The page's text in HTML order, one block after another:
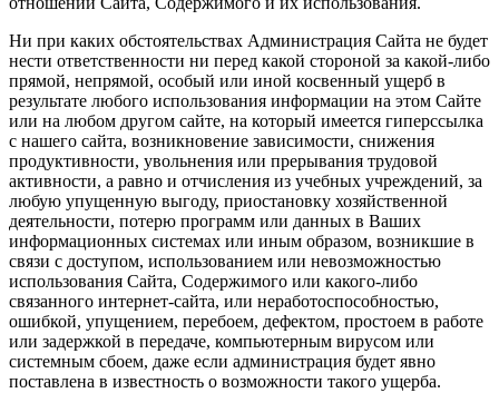
Ни при каких обстоятельствах Администрация Сайта не будет
нести ответственности ни перед какой стороной за какой-либо
прямой, непрямой, особый или иной косвенный ущерб в
результате любого использования информации на этом Сайте
или на любом другом сайте, на который имеется гиперссылка
с нашего cайта, возникновение зависимости, снижения
продуктивности, увольнения или прерывания трудовой
активности, а равно и отчисления из учебных учреждений, за
любую упущенную выгоду, приостановку хозяйственной
деятельности, потерю программ или данных в Ваших
информационных системах или иным образом, возникшие в
связи с доступом, использованием или невозможностью
использования Сайта, Содержимого или какого-либо
связанного интернет-сайта, или неработоспособностью,
ошибкой, упущением, перебоем, дефектом, простоем в работе
или задержкой в передаче, компьютерным вирусом или
системным сбоем, даже если администрация будет явно
поставлена в известность о возможности такого ущерба.